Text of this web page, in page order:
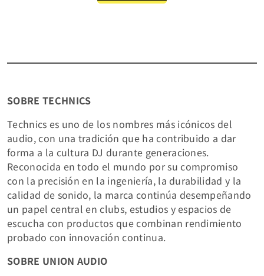
SOBRE TECHNICS
Technics es uno de los nombres más icónicos del
audio, con una tradición que ha contribuido a dar
forma a la cultura DJ durante generaciones.
Reconocida en todo el mundo por su compromiso
con la precisión en la ingeniería, la durabilidad y la
calidad de sonido, la marca continúa desempeñando
un papel central en clubs, estudios y espacios de
escucha con productos que combinan rendimiento
probado con innovación continua.
SOBRE UNION AUDIO